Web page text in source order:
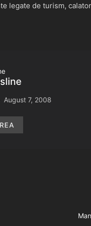
legate de turism,
August 7, 2008